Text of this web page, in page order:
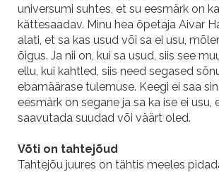
universumi suhtes, et su eesmärk on
kättesaadav. Minu hea õpetaja Aivar
alati, et sa kas usud või sa ei usu,
õigus. Ja nii on, kui sa usud, siis see
ellu, kui kahtled, siis need segased
ebamäärase tulemuse. Keegi ei saa
eesmärk on segane ja sa ka ise ei usu,
saavutada suudad või väärt oled.
Võti on tahtejõud
Tahtejõu juures on tähtis meeles